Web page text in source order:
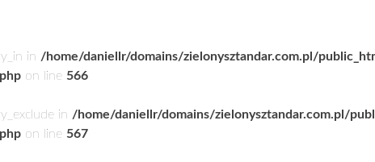
in /home/daniellr/domains/zielonysztandar.com.pl/
on line 566
in /home/daniellr/domains/zielonysztandar.com.pl/
on line 567